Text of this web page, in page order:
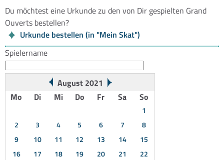
Du möchtest eine Urkunde zu den von Dir gespielten Grand
Ouverts bestellen?
Urkunde bestellen (in "Mein Skat")
Spielername
August 2021
Mo
Di Mi Do Fr Sa So
1
2
3 4 5 6 7
8
9
10 11 12 13 14
15
16
17 18 19 20 21
22